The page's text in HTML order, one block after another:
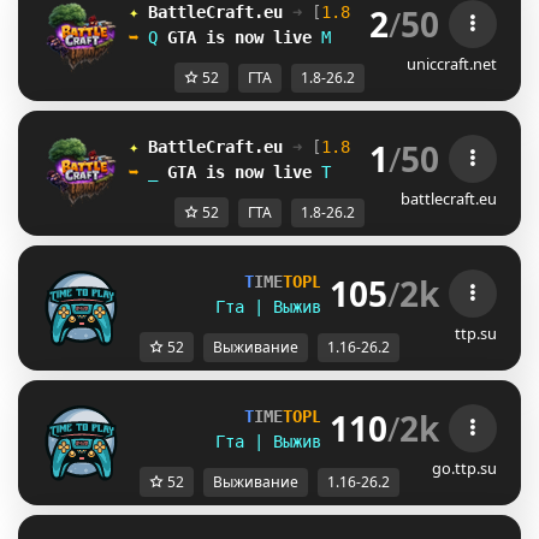
✦ BattleCraft.eu ➜ [1.8 - 26.2 ] ✦
➥ E GTA is now live X 2/50
uniccraft.net
52 ГТА 1.8-26.2
✦ BattleCraft.eu ➜ [1.8 - 26.2 ] ✦
➥
GTA is now live _ 1/50
battlecraft.eu
52 ГТА 1.8-26.2
TIMETOPL Y ▪ [1 .16 -
]
Гта | Выживание | Полит | Ивенты
105/2k
ttp.su
52 Выживание 1.16-26.2
TIMETOPL Y ▪ [1 .16 -
]
Гта | Выживание | Полит | Ивенты
110/2k
go.ttp.su
52 Выживание 1.16-26.2